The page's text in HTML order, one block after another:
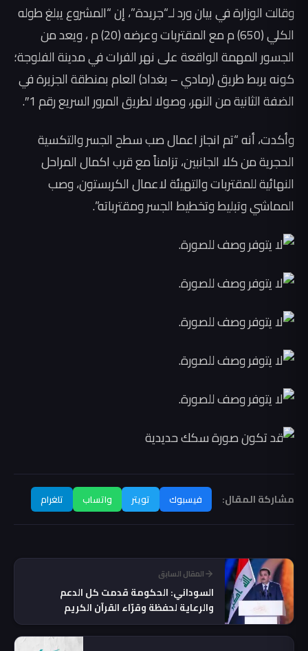
وقالت الوزارة في بيان ورد لـ“جريدة”، إن “المشروع يبلغ طوله
الكلي (650) م مع المقتربات وعرضه (20) م ، ويعد من
الجسور المهمة الواقعة على نهر الفرات في مدينة الفلوجة؛
كونه يربط طريق (رمادي – بغداد) العام بمنطقة الجزيرة في
الضفة الثانية من النهر، وصولا لطريق المرور السريع رقم 1″.
وأكدت، أنه “تم انجاز اعمال صب سطح الجسر والتكسية
الحجرية من كلا الجانبين، تزامناً مع قرب اكمال المراحل
النهائية للمقتربات والتهيئة لاعمال الكربستون، وصب
المماشي وتبليط وتخطيط الجسر ومقترباته”.
مشاركة المقال: فيسبوك تويتر واتساب تلغرام
المقال السابق
السوداني: الحكومة قدمت كل الدعم
والرعاية لحفظة وقرّاء القرآن الكريم